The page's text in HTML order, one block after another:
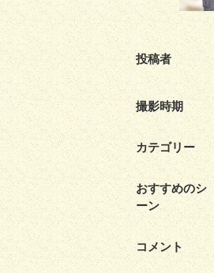
投稿者
撮影時期
カテゴリー
おすすめのシ
ーン
コメント